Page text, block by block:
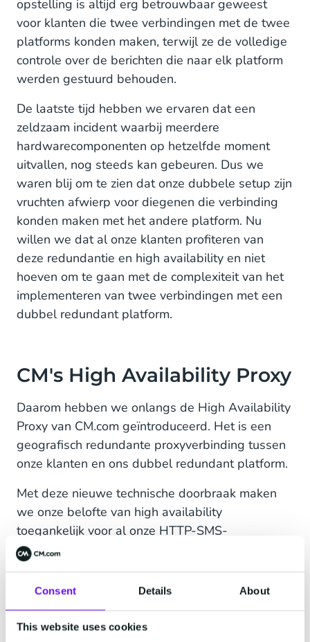
Consent Details About
This website uses cookies
opstelling is altijd erg betrouwbaar geweest
voor klanten die twee verbindingen met de twee
platforms konden maken, terwijl ze de volledige
controle over de berichten die naar elk platform
werden gestuurd behouden.
De laatste tijd hebben we ervaren dat een
zeldzaam incident waarbij meerdere
hardwarecomponenten op hetzelfde moment
uitvallen, nog steeds kan gebeuren. Dus we
waren blij om te zien dat onze dubbele setup zijn
vruchten afwierp voor diegenen die verbinding
konden maken met het andere platform. Nu
willen we dat al onze klanten profiteren van
deze redundantie en high availability en niet
hoeven om te gaan met de complexiteit van het
implementeren van twee verbindingen met een
dubbel redundant platform.
CM's High Availability Proxy
Daarom hebben we onlangs de High Availability
Proxy van CM.com geïntroduceerd. Het is een
geografisch redundante proxyverbinding tussen
onze klanten en ons dubbel redundant platform.
Met deze nieuwe technische doorbraak maken
we onze belofte van high availability
toegankelijk voor al onze HTTP-SMS-
gatewayklanten met slechts één enkele API-
verbinding. We automatisch detecteren of het
platform correct functioneert. Als dit niet het
geval is, schakelen we automatisch over naar het
andere platform.